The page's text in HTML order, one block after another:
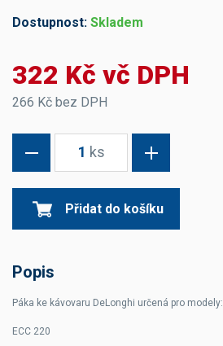
Dostupnost: Skladem
322 Kč vč DPH
266 Kč bez DPH
1 ks
Přidat do košíku
Popis
Páka ke kávovaru DeLonghi určená pro modely:
ECC 220